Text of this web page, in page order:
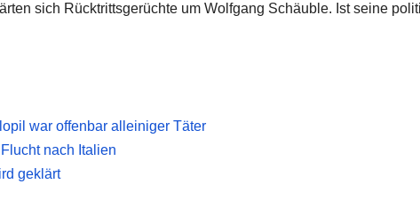
sich Rücktrittsgerüchte um Wolfgang Schäuble. Ist seine
war offenbar alleiniger Täter
nach Italien
geklärt